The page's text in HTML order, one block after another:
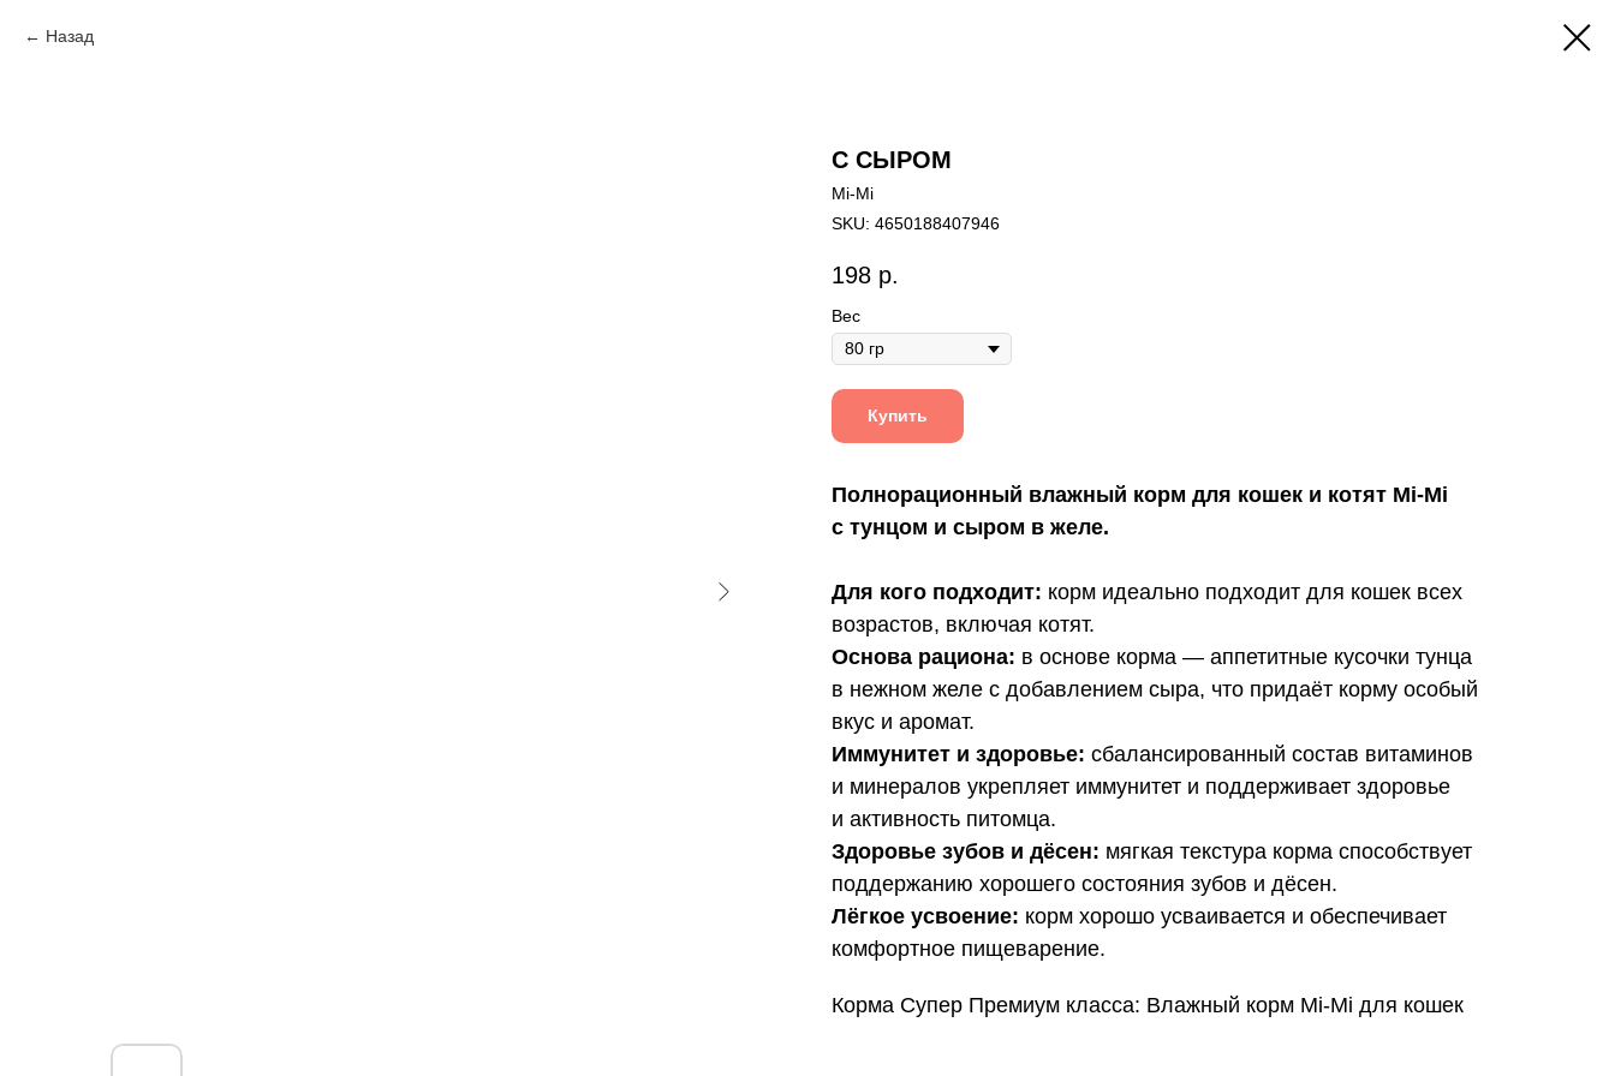
Назад
C СЫРОМ
Mi-Mi
SKU: 4650188407946
198 р.
Вес
Купить
Полнорационный влажный корм для кошек и котят Mi-Mi
с тунцом и сыром в желе.
Для кого подходит: корм идеально подходит для кошек всех
возрастов, включая котят.
Основа рациона: в основе корма — аппетитные кусочки тунца
в нежном желе с добавлением сыра, что придаёт корму особый
вкус и аромат.
Иммунитет и здоровье: сбалансированный состав витаминов
и минералов укрепляет иммунитет и поддерживает здоровье
и активность питомца.
Здоровье зубов и дёсен: мягкая текстура корма способствует
поддержанию хорошего состояния зубов и дёсен.
Лёгкое усвоение: корм хорошо усваивается и обеспечивает
комфортное пищеварение.
Корма Супер Премиум класса: Влажный корм Mi-Mi для кошек